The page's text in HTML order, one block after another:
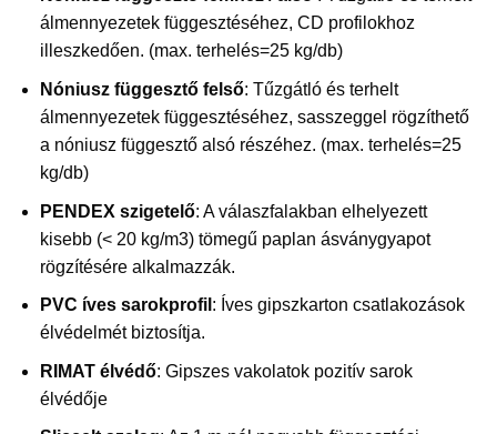
álmennyezetek függesztéséhez, CD profilokhoz
illeszkedően. (max. terhelés=25 kg/db)
Nóniusz függesztő felső: Tűzgátló és terhelt
álmennyezetek függesztéséhez, sasszeggel rögzíthető
a nóniusz függesztő alsó részéhez. (max. terhelés=25
kg/db)
PENDEX szigetelő: A válaszfalakban elhelyezett
kisebb (< 20 kg/m3) tömegű paplan ásványgyapot
rögzítésére alkalmazzák.
PVC íves sarokprofil : Íves gipszkarton csatlakozások
élvédelmét biztosítja.
RIMAT élvédő: Gipszes vakolatok pozitív sarok
élvédője